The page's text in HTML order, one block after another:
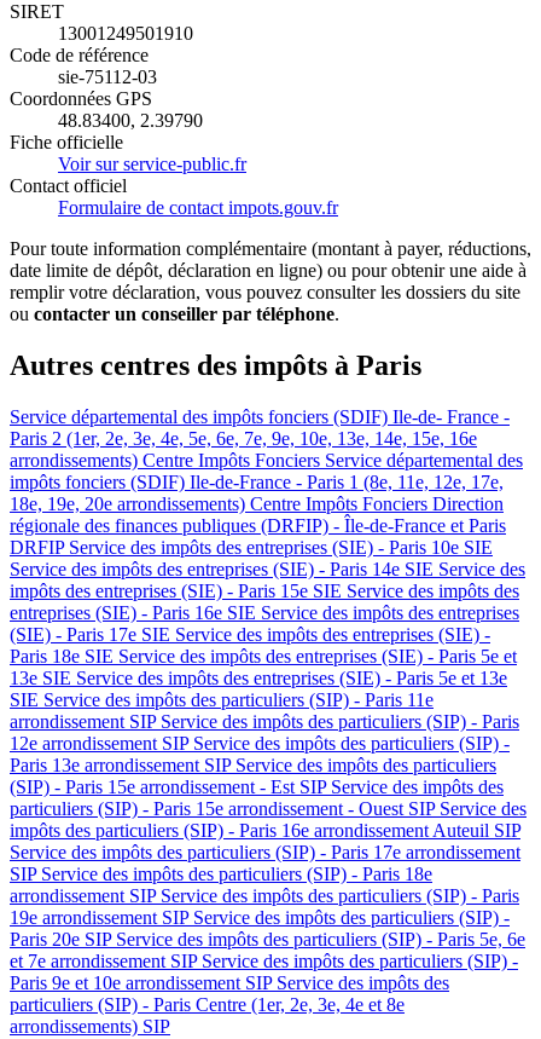
SIRET
13001249501910
Code de référence
sie-75112-03
Coordonnées GPS
48.83400, 2.39790
Fiche officielle
Voir sur service-public.fr
Contact officiel
Formulaire de contact impots.gouv.fr
Pour toute information complémentaire (montant à payer, réductions,
date limite de dépôt, déclaration en ligne) ou pour obtenir une aide à
remplir votre déclaration, vous pouvez consulter les dossiers du site
ou contacter un conseiller par téléphone.
Autres centres des impôts à Paris
Service départemental des impôts fonciers (SDIF) Ile-de- France -
Paris 2 (1er, 2e, 3e, 4e, 5e, 6e, 7e, 9e, 10e, 13e, 14e, 15e, 16e
arrondissements) Centre Impôts Fonciers Service départemental des
impôts fonciers (SDIF) Ile-de-France - Paris 1 (8e, 11e, 12e, 17e,
18e, 19e, 20e arrondissements) Centre Impôts Fonciers Direction
régionale des finances publiques (DRFIP) - Île-de-France et Paris
DRFIP Service des impôts des entreprises (SIE) - Paris 10e SIE
Service des impôts des entreprises (SIE) - Paris 14e SIE Service des
impôts des entreprises (SIE) - Paris 15e SIE Service des impôts des
entreprises (SIE) - Paris 16e SIE Service des impôts des entreprises
(SIE) - Paris 17e SIE Service des impôts des entreprises (SIE) -
Paris 18e SIE Service des impôts des entreprises (SIE) - Paris 5e et
13e SIE Service des impôts des entreprises (SIE) - Paris 5e et 13e
SIE Service des impôts des particuliers (SIP) - Paris 11e
arrondissement SIP Service des impôts des particuliers (SIP) - Paris
12e arrondissement SIP Service des impôts des particuliers (SIP) -
Paris 13e arrondissement SIP Service des impôts des particuliers
(SIP) - Paris 15e arrondissement - Est SIP Service des impôts des
particuliers (SIP) - Paris 15e arrondissement - Ouest SIP Service des
impôts des particuliers (SIP) - Paris 16e arrondissement Auteuil SIP
Service des impôts des particuliers (SIP) - Paris 17e arrondissement
SIP Service des impôts des particuliers (SIP) - Paris 18e
arrondissement SIP Service des impôts des particuliers (SIP) - Paris
19e arrondissement SIP Service des impôts des particuliers (SIP) -
Paris 20e SIP Service des impôts des particuliers (SIP) - Paris 5e, 6e
et 7e arrondissement SIP Service des impôts des particuliers (SIP) -
Paris 9e et 10e arrondissement SIP Service des impôts des
particuliers (SIP) - Paris Centre (1er, 2e, 3e, 4e et 8e
arrondissements) SIP